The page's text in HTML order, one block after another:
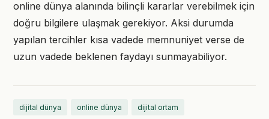
online dünya alanında bilinçli kararlar verebilmek için
doğru bilgilere ulaşmak gerekiyor. Aksi durumda
yapılan tercihler kısa vadede memnuniyet verse de
uzun vadede beklenen faydayı sunmayabiliyor.
dijital dünya online dünya dijital ortam